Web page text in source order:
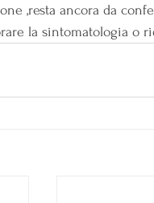
,resta ancora da
la sintomatologia o